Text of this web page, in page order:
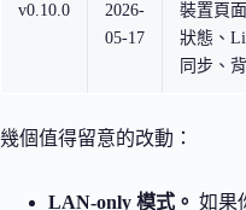
v0.10.0
2026-
05-17
裝置頁
狀態、
同步、
幾個值得留意的改動：
LAN-only 模式。 如果